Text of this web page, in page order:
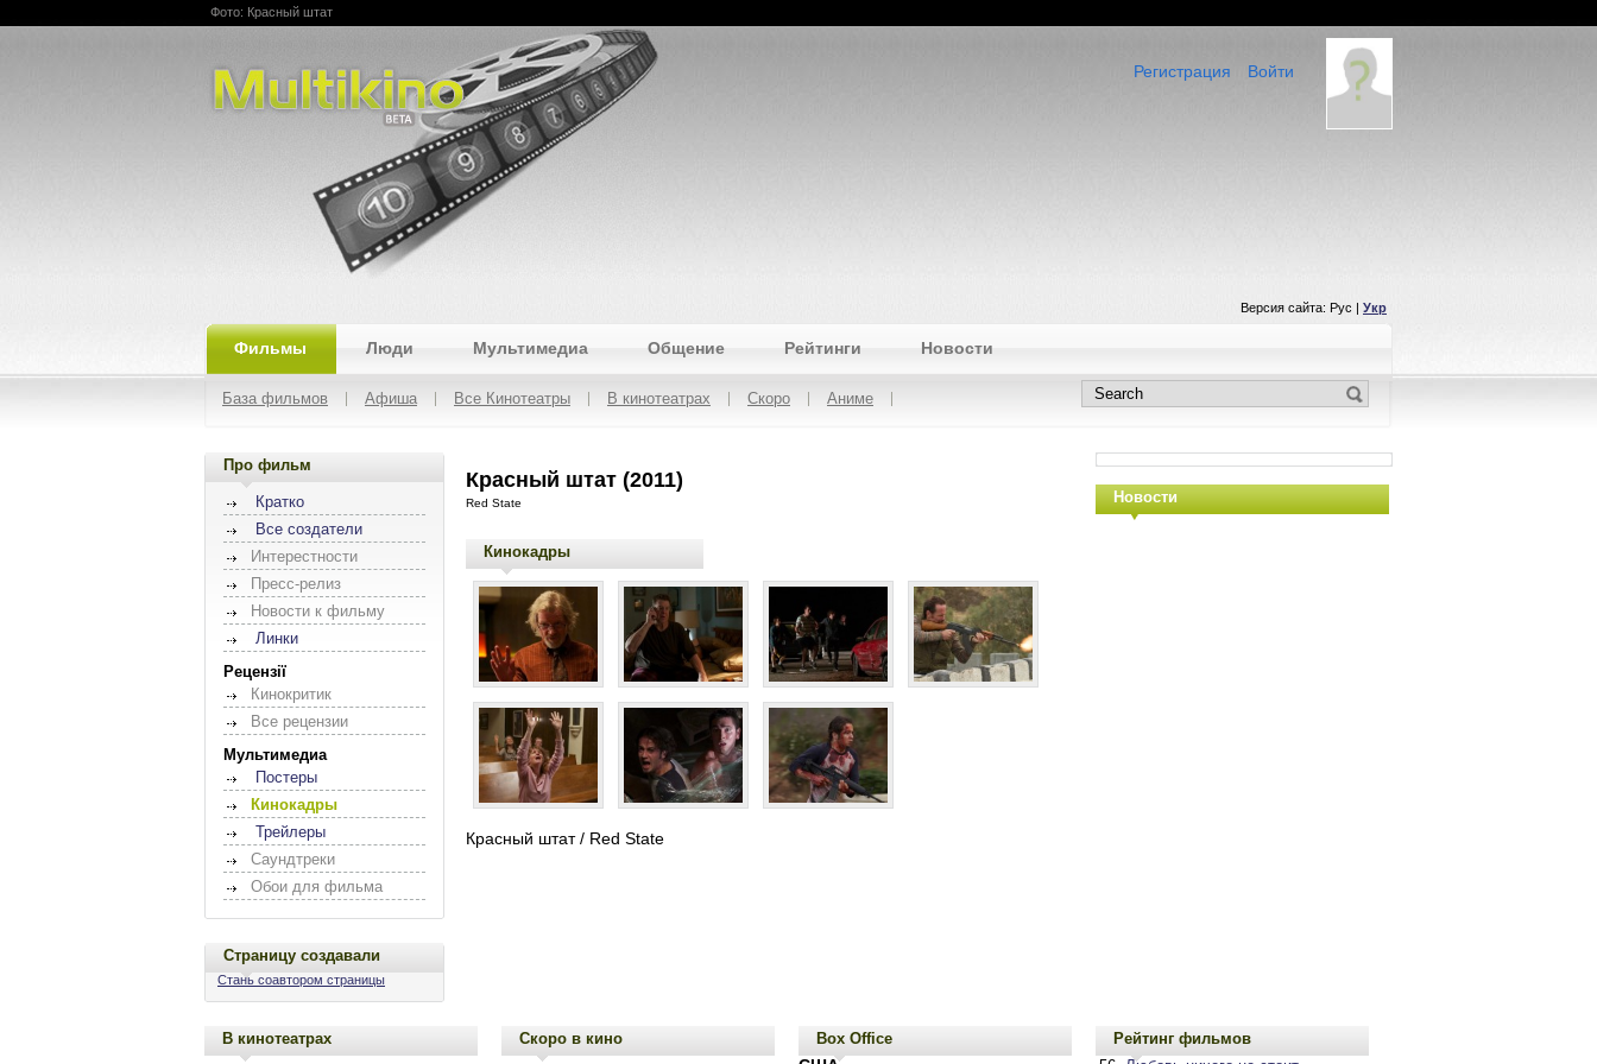
Multikino
Фото: Красный штат
Войти
Регистрация
Версия сайта: Рус | Укр
Фильмы Люди Мультимедиа Общение Рейтинги Новости
База фильмов Афиша Все Кинотеатры В кинотеатрах Скоро Аниме
Про фильм
Кратко
Все создатели
Интерестности
Пресс-релиз
Новости к фильму
Линки
Рецензії
Кинокритик
Все рецензии
Мультимедиа
Постеры
Кинокадры
Трейлеры
Саундтреки
Обои для фильма
Страницу создавали
Стань соавтором страницы
Красный штат (2011)
Red State
Кинокадры
Красный штат / Red State
Новости
В кинотеатрах Скоро в кино Box Office Рейтинг фильмов